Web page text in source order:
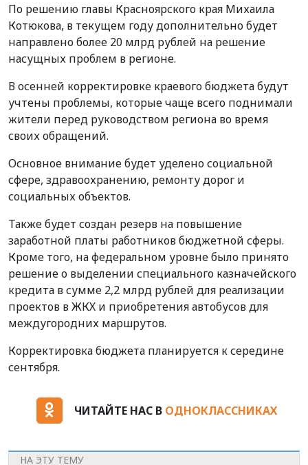
По решению главы Красноярского края Михаила
Котюкова, в текущем году дополнительно будет
направлено более 20 млрд рублей на решение
насущных проблем в регионе.
В осенней корректировке краевого бюджета будут
учтены проблемы, которые чаще всего поднимали
жители перед руководством региона во время
своих обращений.
Основное внимание будет уделено социальной
сфере, здравоохранению, ремонту дорог и
социальных объектов.
Также будет создан резерв на повышение
заработной платы работников бюджетной сферы.
Кроме того, на федеральном уровне было принято
решение о выделении специального казначейского
кредита в сумме 2,2 млрд рублей для реализации
проектов в ЖКХ и приобретения автобусов для
междугородних маршрутов.
Корректировка бюджета планируется к середине
сентября.
ЧИТАЙТЕ НАС В ОДНОКЛАССНИКАХ
НА ЭТУ ТЕМУ